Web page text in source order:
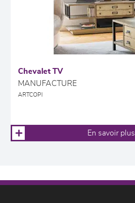
Chevalet TV
MANUFACTURE
ARTCOPI
En savoir plus